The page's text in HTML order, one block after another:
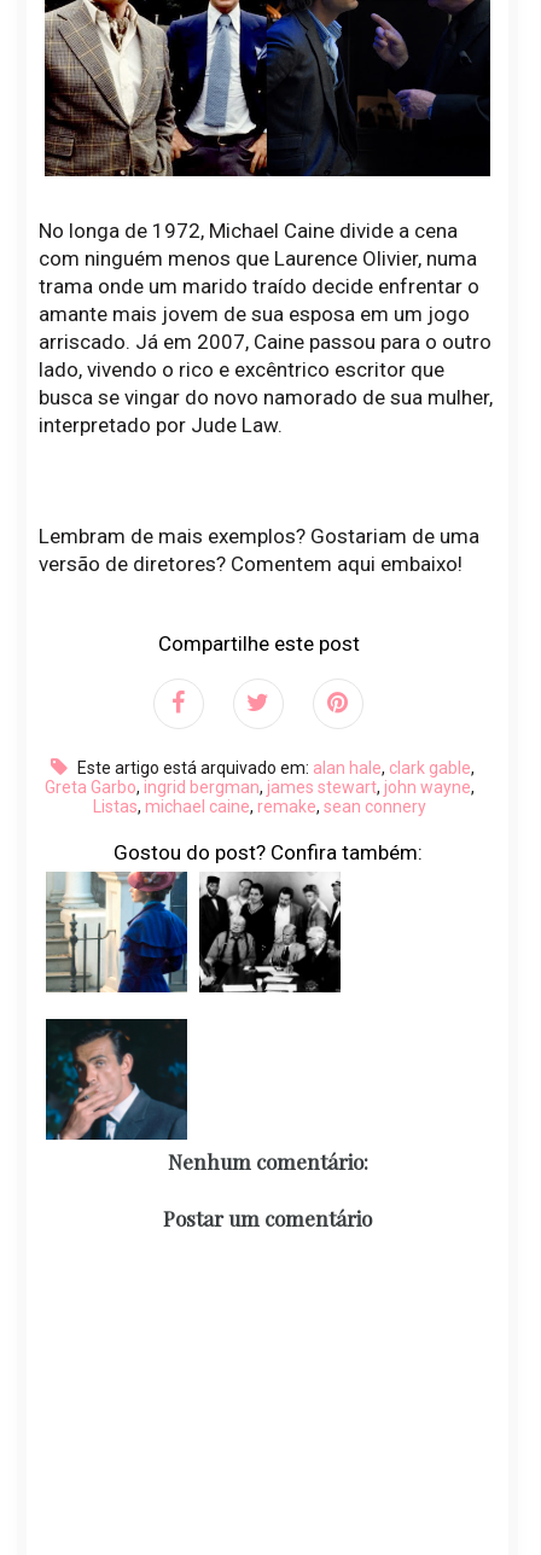
No longa de 1972, Michael Caine divide a cena
com ninguém menos que Laurence Olivier, numa
trama onde um marido traído decide enfrentar o
amante mais jovem de sua esposa em um jogo
arriscado. Já em 2007, Caine passou para o outro
lado, vivendo o rico e excêntrico escritor que
busca se vingar do novo namorado de sua mulher,
interpretado por Jude Law.
Lembram de mais exemplos? Gostariam de uma
versão de diretores? Comentem aqui embaixo!
Compartilhe este post
Este artigo está arquivado em: alan hale, clark gable,
Greta Garbo, ingrid bergman, james stewart, john wayne,
Listas, michael caine, remake, sean connery
Gostou do post? Confira também:
Nenhum comentário:
Postar um comentário